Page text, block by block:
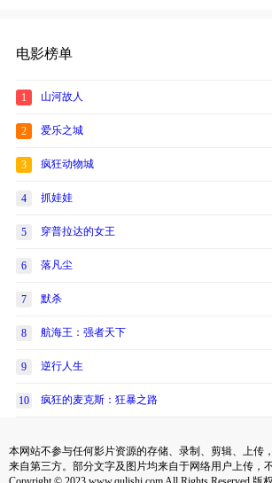
电影榜单
1 山河故人
2 爱乐之城
3 疯狂动物城
4 抓娃娃
5 穿普拉达的女王
6 落凡尘
7 默杀
8 航海王：强者天下
9 逆行人生
10 疯狂的麦克斯：狂暴之路
本网站不参与任何影片资源的存储、录制、剪辑、上传
来自第三方。部分文字及图片均来自于网络用户上传，